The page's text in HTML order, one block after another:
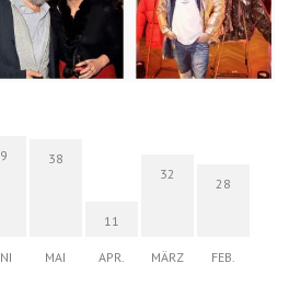
38
MAI
11
APR.
32
MÄRZ
28
FEB.